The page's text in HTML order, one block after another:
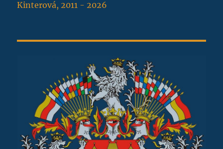
Kinterová, 2011 - 2026